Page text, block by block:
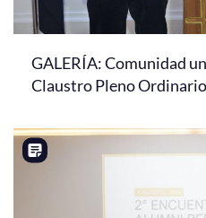
GALERÍA: Comunidad
Claustro Pleno